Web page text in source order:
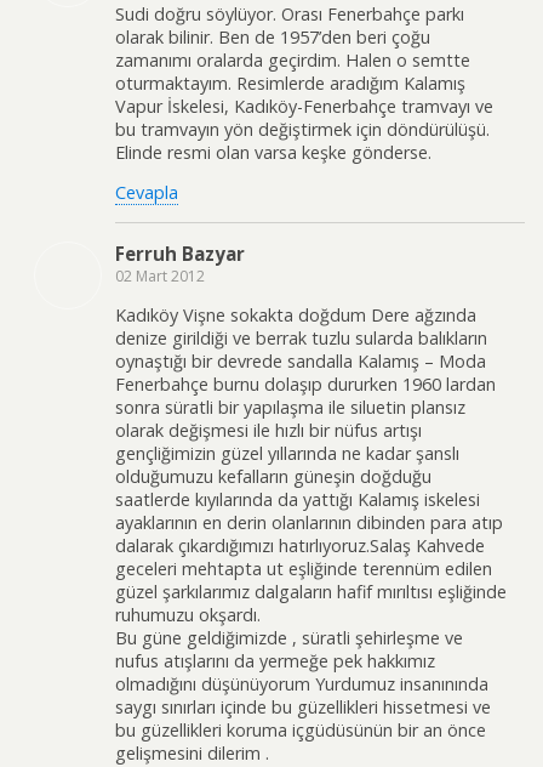
Sudi doğru söylüyor. Orası Fenerbahçe parkı
olarak bilinir. Ben de 1957’den beri çoğu
zamanımı oralarda geçirdim. Halen o semtte
oturmaktayım. Resimlerde aradığım Kalamış
Vapur İskelesi, Kadıköy-Fenerbahçe tramvayı ve
bu tramvayın yön değiştirmek için döndürülüşü.
Elinde resmi olan varsa keşke gönderse.
Cevapla
Ferruh Bazyar
02 Mart 2012
Kadıköy Vişne sokakta doğdum Dere ağzında
denize girildiği ve berrak tuzlu sularda balıkların
oynaştığı bir devrede sandalla Kalamış – Moda
Fenerbahçe burnu dolaşıp dururken 1960 lardan
sonra süratli bir yapılaşma ile siluetin plansız
olarak değişmesi ile hızlı bir nüfus artışı
gençliğimizin güzel yıllarında ne kadar şanslı
olduğumuzu kefalların güneşin doğduğu
saatlerde kıyılarında da yattığı Kalamış iskelesi
ayaklarının en derin olanlarının dibinden para atıp
dalarak çıkardığımızı hatırlıyoruz.Salaş Kahvede
geceleri mehtapta ut eşliğinde terennüm edilen
güzel şarkılarımız dalgaların hafif mırıltısı eşliğinde
ruhumuzu okşardı.
Bu güne geldiğimizde , süratli şehirleşme ve
nufus atışlarını da yermeğe pek hakkımız
olmadığını düşünüyorum Yurdumuz insanınında
saygı sınırları içinde bu güzellikleri hissetmesi ve
bu güzellikleri koruma içgüdüsünün bir an önce
gelişmesini dilerim .